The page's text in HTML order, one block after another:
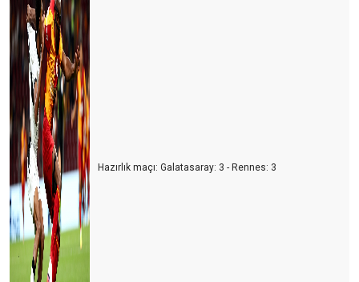
Turizmcinin oksijeni tükenmek üzere
Turizmde umutlar temmuz ayına kaldı
Turisti mi çalışanlardan, çalışanları mı turistten koruyacağız?
Usulca turistin yanına sokuldum
Dünya kenti Antalya böyle mi olmalıydı?
Ne devletler ne de işletmeler bilmiyor?
Bu gidişle yaz turizmi de tehlikede
Turizm sezonunun açılışı papatya falına döndü
Turizm iyi mi olacak? Kötü mü olacak? Gerçek nedir?
Hazırlık maçı: Galatasaray: 3 - Rennes: 3